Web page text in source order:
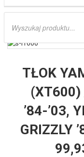
Wyszukiwarka
= 99,93) WOSSNER
TŁOK
’84-’03,
GRIZZLY